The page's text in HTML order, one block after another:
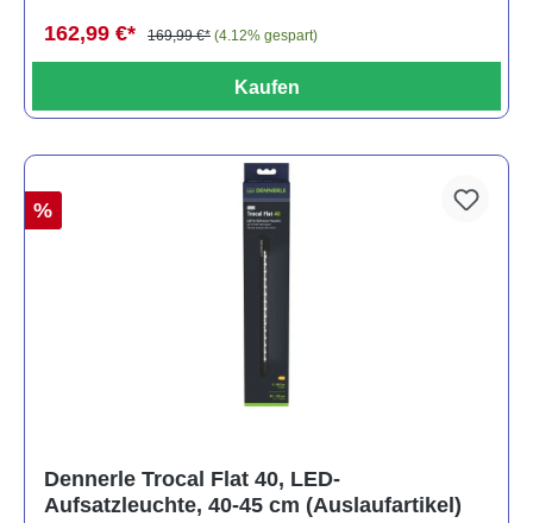
162,99 €* 169,99 €* (4.12% gespart)
Kaufen
%
Dennerle Trocal Flat 40, LED-
Aufsatzleuchte, 40-45 cm (Auslaufartikel)